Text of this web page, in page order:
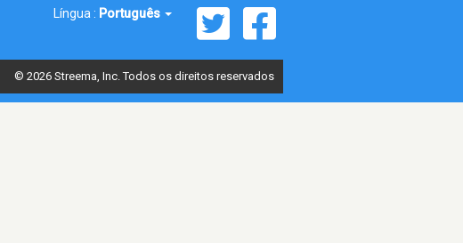
Língua : Português
© 2026 Streema, Inc. Todos os direitos reservados